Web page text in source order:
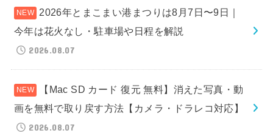
2026年とまこまい港まつりは8月7日〜9日｜
今年は花火なし・駐車場や日程を解説
2026.08.07
【Mac SD カード 復元 無料】消えた写真・動
画を無料で取り戻す方法【カメラ・ドラレコ対応】
2026.08.07